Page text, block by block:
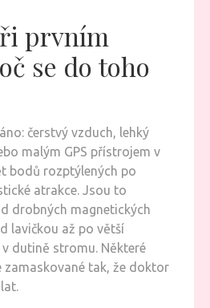
prvním
se do toho
čerstvý vzduch, lehký
malým GPS přístrojem v
bodů rozptýlených po
atrakce. Jsou to
drobných magnetických
lavičkou až po větší
dutině stromu. Některé
zamaskované tak, že doktor